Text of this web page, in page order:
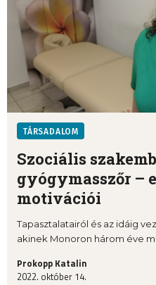
TÁRSADALOM
Szociális
gyógymasszőr –
motivációi
Tapasztalatairól és az idáig
akinek Monoron három éve
Prokopp Katalin
2022. október 14.